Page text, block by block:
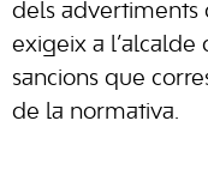
dels advertiments
exigeix a
sancions que
de la normativa.